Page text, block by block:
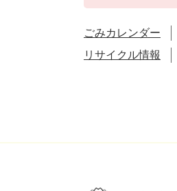
ごみカレンダー
リサイクル情報